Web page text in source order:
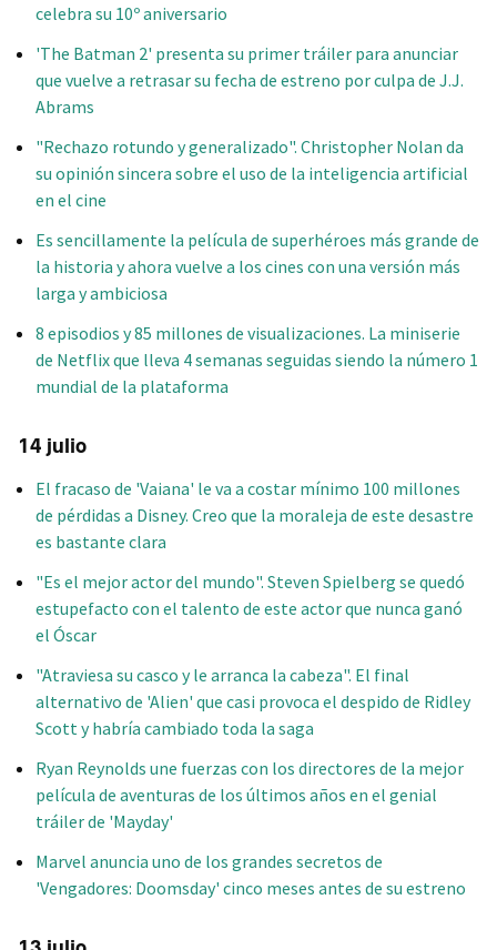
celebra su 10º aniversario
'The Batman 2' presenta su primer tráiler para anunciar
que vuelve a retrasar su fecha de estreno por culpa de J.J.
Abrams
"Rechazo rotundo y generalizado". Christopher Nolan da
su opinión sincera sobre el uso de la inteligencia artificial
en el cine
Es sencillamente la película de superhéroes más grande de
la historia y ahora vuelve a los cines con una versión más
larga y ambiciosa
8 episodios y 85 millones de visualizaciones. La miniserie
de Netflix que lleva 4 semanas seguidas siendo la número 1
mundial de la plataforma
14 julio
El fracaso de 'Vaiana' le va a costar mínimo 100 millones
de pérdidas a Disney. Creo que la moraleja de este desastre
es bastante clara
"Es el mejor actor del mundo". Steven Spielberg se quedó
estupefacto con el talento de este actor que nunca ganó
el Óscar
"Atraviesa su casco y le arranca la cabeza". El final
alternativo de 'Alien' que casi provoca el despido de Ridley
Scott y habría cambiado toda la saga
Ryan Reynolds une fuerzas con los directores de la mejor
película de aventuras de los últimos años en el genial
tráiler de 'Mayday'
Marvel anuncia uno de los grandes secretos de
'Vengadores: Doomsday' cinco meses antes de su estreno